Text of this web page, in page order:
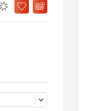
ZU „MEINE TEAMS“